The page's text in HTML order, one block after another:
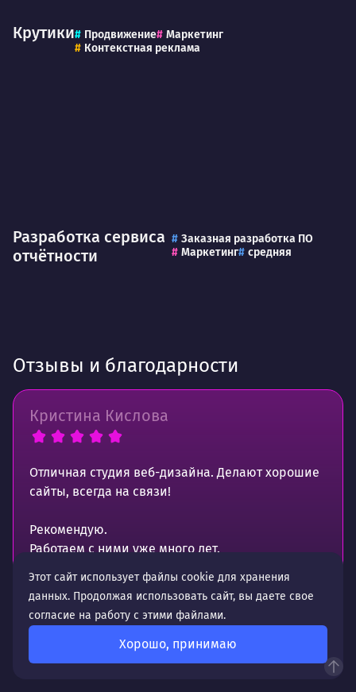
Крутики Продвижение
Маркетинг
Контекстная реклама
Разработка сервиса
отчётности
Заказная разработка ПО
Маркетинг
средняя
Отзывы и благодарности
Кристина Кислова
Отличная студия веб-дизайна. Делают хорошие
сайты, всегда на связи!
Рекомендую.
Работаем с ними уже много лет.
Источник отзыва —
Этот сайт использует файлы cookie для хранения
данных. Продолжая использовать сайт, вы даете свое
согласие на работу с этими файлами.
Хорошо, принимаю